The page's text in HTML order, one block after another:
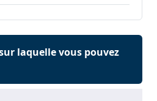
laquelle vous pouvez